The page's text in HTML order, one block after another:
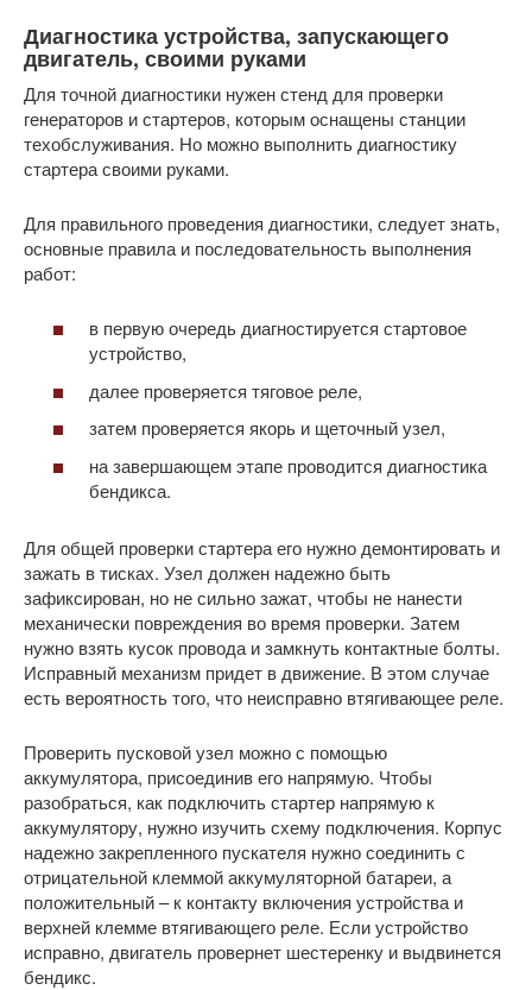
Диагностика устройства, запускающего
двигатель, своими руками
Для точной диагностики нужен стенд для проверки
генераторов и стартеров, которым оснащены станции
техобслуживания. Но можно выполнить диагностику
стартера своими руками.
Для правильного проведения диагностики, следует знать,
основные правила и последовательность выполнения
работ:
в первую очередь диагностируется стартовое
устройство,
далее проверяется тяговое реле,
затем проверяется якорь и щеточный узел,
на завершающем этапе проводится диагностика
бендикса.
Для общей проверки стартера его нужно демонтировать и
зажать в тисках. Узел должен надежно быть
зафиксирован, но не сильно зажат, чтобы не нанести
механически повреждения во время проверки. Затем
нужно взять кусок провода и замкнуть контактные болты.
Исправный механизм придет в движение. В этом случае
есть вероятность того, что неисправно втягивающее реле.
Проверить пусковой узел можно с помощью
аккумулятора, присоединив его напрямую. Чтобы
разобраться, как подключить стартер напрямую к
аккумулятору, нужно изучить схему подключения. Корпус
надежно закрепленного пускателя нужно соединить с
отрицательной клеммой аккумуляторной батареи, а
положительный – к контакту включения устройства и
верхней клемме втягивающего реле. Если устройство
исправно, двигатель провернет шестеренку и выдвинется
бендикс.